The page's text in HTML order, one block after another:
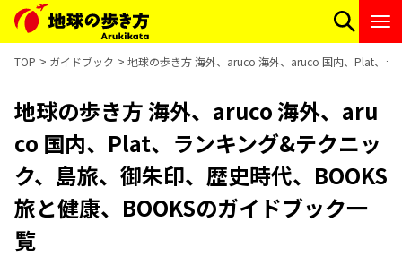
TOP ガイドブック 地球の歩き方 海外、aruco 海外、aruco 国内、Plat、ラ
地球の歩き方 海外、aruco 海外、aru
co 国内、Plat、ランキング&テクニッ
ク、島旅、御朱印、歴史時代、BOOKS
旅と健康、BOOKSのガイドブック一
覧